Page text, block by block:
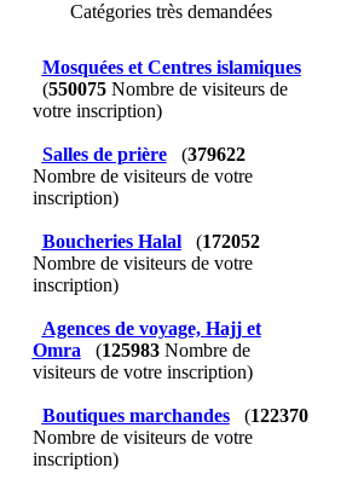
Catégories très demandées
Mosquées et Centres islamiques
(550075Nombre de visiteurs de
votre inscription)
Salles de prière (379622
Nombre de visiteurs de votre
inscription)
Boucheries Halal (172052
Nombre de visiteurs de votre
inscription)
Agences de voyage, Hajj et
Omra
(125983Nombre de
visiteurs de votre inscription)
Boutiques marchandes (122370
Nombre de visiteurs de votre
inscription)